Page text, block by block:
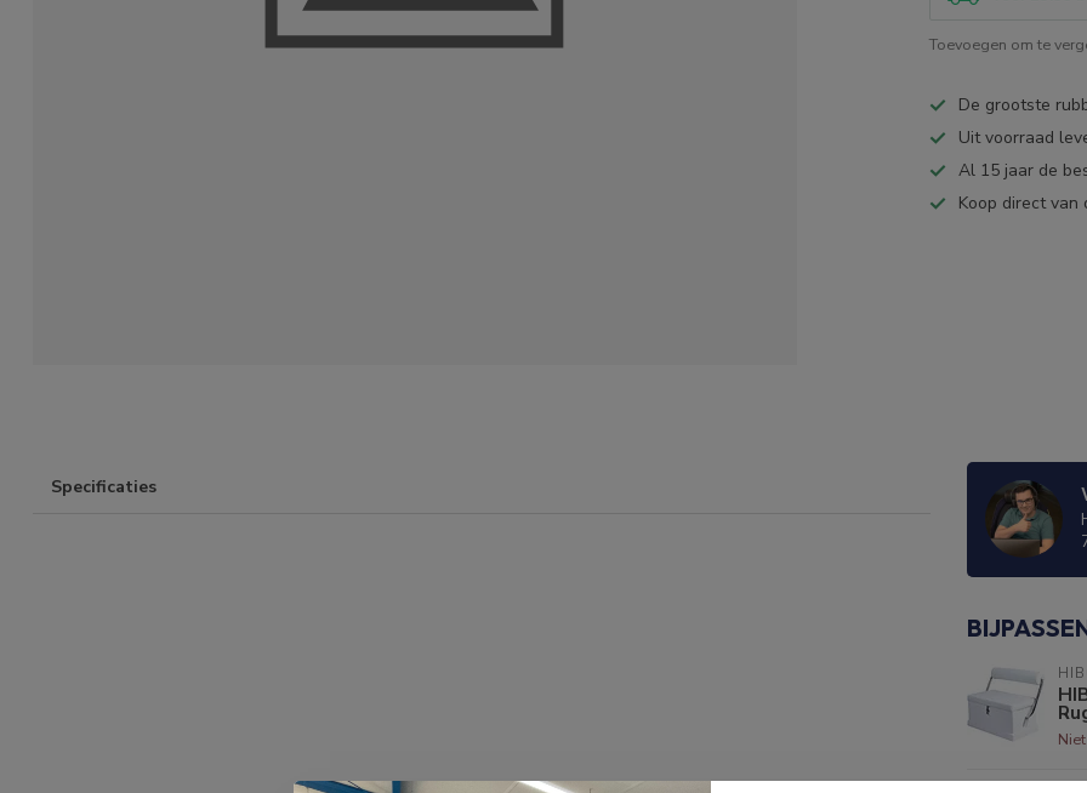
Toevoegen om te
De grootste
Uit voorraad
Al 15 jaar de
Koop direct van
Specificaties